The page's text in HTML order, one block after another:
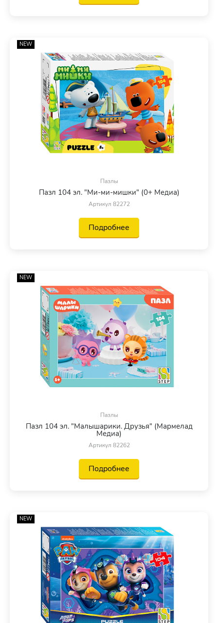
NEW
Пазлы
Пазл 104 эл. "Ми-ми-мишки" (0+ Медиа)
Артикул 82272
Подробнее
NEW
Пазлы
Пазл 104 эл. "Малышарики. Друзья" (Мармелад
Медиа)
Артикул 82262
Подробнее
NEW